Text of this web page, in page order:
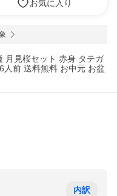
お気に入り
月見桜セット 赤身 タテガ
人前 送料無料 お中元 お盆
内訳